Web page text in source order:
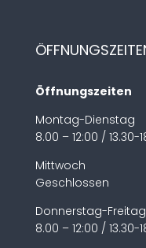
Öffnungszeiten
Montag-Dienstag
8.00 – 12:00 / 13.30-
Mittwoch
Geschlossen
Donnerstag-Freitag
8.00 – 12:00 / 13.30-